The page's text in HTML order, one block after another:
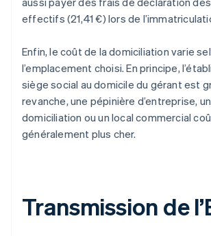
effectifs (21,41 €) lors de
Enfin, le coût de la domiciliation varie
l’emplacement choisi. En principe,
siège social au domicile du gérant est
revanche, une pépinière d’entreprise,
domiciliation ou un local commercial
généralement plus cher.
Transmission de